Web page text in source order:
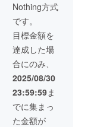
ブ クラ
ディン
グ限定
価格 早
割価格
10,285
円（定
価：
12,100
円）
Nothing方式
です。
目標金額を
達成した場
合にのみ、
2025/08/30
23:59:59ま
でに集まっ
た金額が